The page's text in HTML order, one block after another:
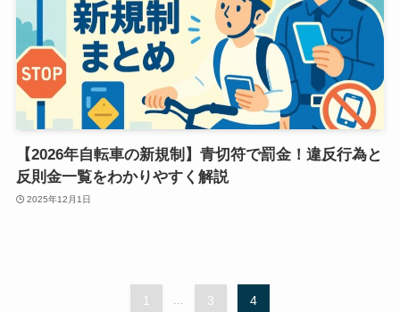
【2026年自転車の新規制】青切符で罰金！違反行為と
反則金一覧をわかりやすく解説
2025年12月1日
1 ... 3 4